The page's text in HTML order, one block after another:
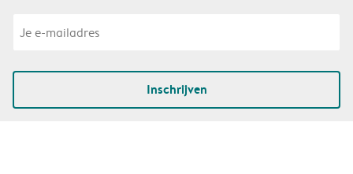
Inschrijven